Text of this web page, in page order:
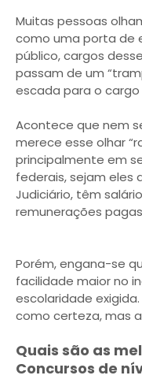
Muitas pessoas
como uma porta de
público, cargos
passam de um
escada para o cargo
Acontece que nem
merece esse olhar
principalmente em
federais, sejam eles
Judiciário, têm
remunerações
Porém, engana-se
facilidade maior no
escolaridade
como certeza, mas
Quais são as
Concursos de